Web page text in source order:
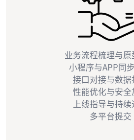
业务流程梳理与原
小程序与APP同
接口对接与数据
性能优化与安全
上线指导与持续
多平台提交